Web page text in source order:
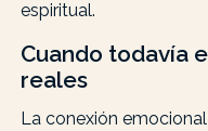
espiritual.
Cuando todavía
reales
La conexión